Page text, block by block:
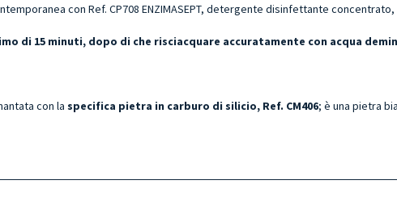
con Ref. CP708 ENZIMASEPT, detergente disinfettante
di 15 minuti, dopo di che risciacquare accuratamente con acqua
con la specifica pietra in carburo di silicio, Ref. CM406; è una pietra